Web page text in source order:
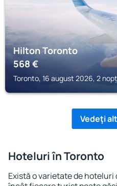
Hilton Toronto
568€
Toronto, 16 august 2026, 2
Vedeţi
Hoteluri în Toronto
Există o varietate de